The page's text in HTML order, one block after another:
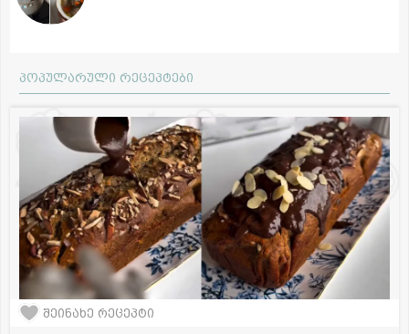
პოპულარული რეცეპტები
შეინახე რეცეპტი